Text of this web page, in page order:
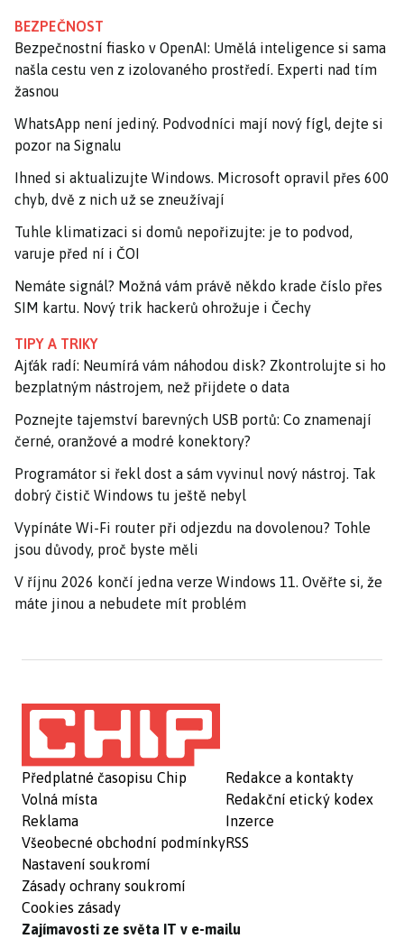
BEZPEČNOST
Bezpečnostní fiasko v OpenAI: Umělá inteligence si sama
našla cestu ven z izolovaného prostředí. Experti nad tím
žasnou
WhatsApp není jediný. Podvodníci mají nový fígl, dejte si
pozor na Signalu
Ihned si aktualizujte Windows. Microsoft opravil přes 600
chyb, dvě z nich už se zneužívají
Tuhle klimatizaci si domů nepořizujte: je to podvod,
varuje před ní i ČOI
Nemáte signál? Možná vám právě někdo krade číslo přes
SIM kartu. Nový trik hackerů ohrožuje i Čechy
TIPY A TRIKY
Ajťák radí: Neumírá vám náhodou disk? Zkontrolujte si ho
bezplatným nástrojem, než přijdete o data
Poznejte tajemství barevných USB portů: Co znamenají
černé, oranžové a modré konektory?
Programátor si řekl dost a sám vyvinul nový nástroj. Tak
dobrý čistič Windows tu ještě nebyl
Vypínáte Wi-Fi router při odjezdu na dovolenou? Tohle
jsou důvody, proč byste měli
V říjnu 2026 končí jedna verze Windows 11. Ověřte si, že
máte jinou a nebudete mít problém
Předplatné časopisu Chip
Volná místa
Reklama
Všeobecné obchodní podmínky
Nastavení soukromí
Zásady ochrany soukromí
Cookies zásady
Redakce a kontakty
Redakční etický kodex
Inzerce
RSS
Zajímavosti ze světa IT v e-mailu